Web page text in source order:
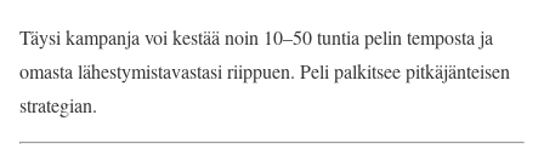
Täysi kampanja voi kestää noin 10–50 tuntia pelin temposta ja
omasta lähestymistavastasi riippuen. Peli palkitsee pitkäjänteisen
strategian.